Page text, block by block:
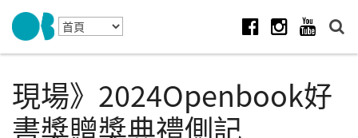
Skip to navigation
移至主內容
現場》2024Openbook好
書獎贈獎典禮側記